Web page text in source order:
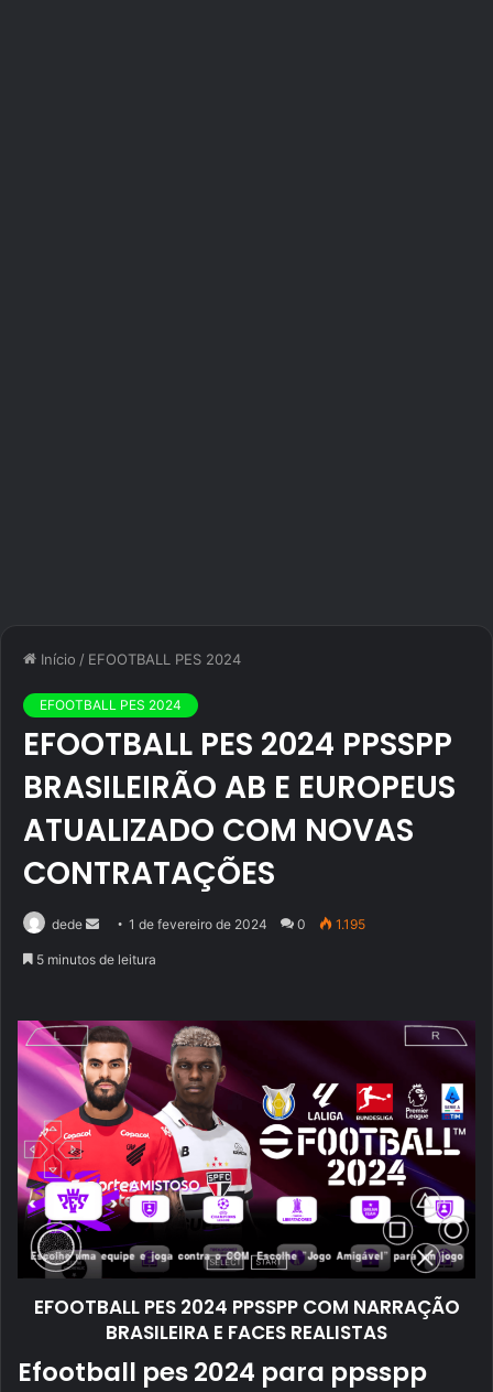
Início / EFOOTBALL PES 2024
EFOOTBALL PES 2024
EFOOTBALL PES 2024 PPSSPP
BRASILEIRÃO AB E EUROPEUS
ATUALIZADO COM NOVAS
CONTRATAÇÕES
dede
Mande1 de fevereiro de 2024 0 1.195
5 minutos de leitura
EFOOTBALL PES 2024 PPSSPP COM NARRAÇÃO
BRASILEIRA E FACES REALISTAS
Efootball pes 2024 para ppsspp